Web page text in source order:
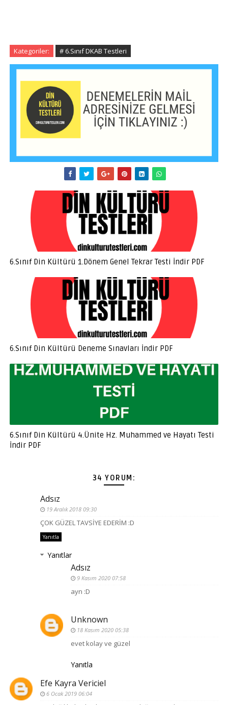
Kategoriler: # 6.Sınıf DKAB Testleri
6.Sınıf Din Kültürü 1.Dönem Genel Tekrar Testi İndir PDF
6.Sınıf Din Kültürü Deneme Sınavları İndir PDF
6.Sınıf Din Kültürü 4.Ünite Hz. Muhammed ve Hayatı Testi
İndir PDF
34 YORUM:
Adsız
19 Aralık 2018 09:30
ÇOK GÜZEL TAVSİYE EDERİM :D
Yanıtla
Yanıtlar
Adsız
9 Kasım 2020 07:58
ayn :D
Unknown
18 Kasım 2020 05:38
evet kolay ve güzel
Yanıtla
Efe Kayra Vericiel
6 Ocak 2019 06:04